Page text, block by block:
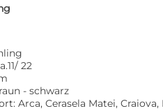
22
- schwarz
Arca, Cerasela Matei,